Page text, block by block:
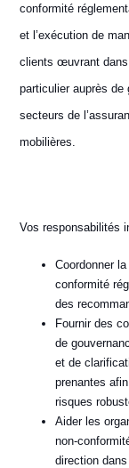
conformité
et l’exécution de
clients œuvrant
particulier auprès de
secteurs de
mobilières.
Vos responsabilités
Coordonner
conformité
des
Fournir des
de
et de
prenantes
risques
Aider les
non-
direction